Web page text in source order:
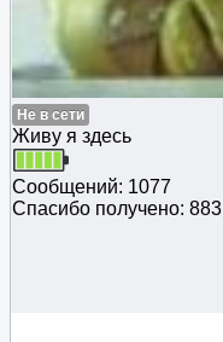
Не в сети
Живу я здесь
Сообщений: 1077
Спасибо получено: 883